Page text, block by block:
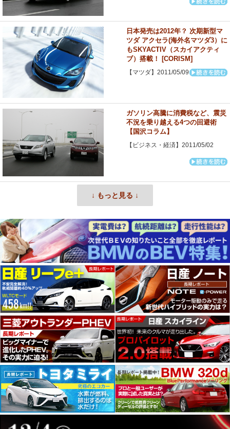
日本発売は2012年？ 次期新型マ
ツダ アクセラ(海外名マツダ3）に
もSKYACTIV（スカイアクティ
ブ）搭載！ [CORISM]
【マツダ】2011/05/09
ガソリン高騰に消費税など、震災
不況を乗り越える4つの回避術
【国沢コラム】
【ビジネス・経済】2011/05/02
↓ もっと見る ↓